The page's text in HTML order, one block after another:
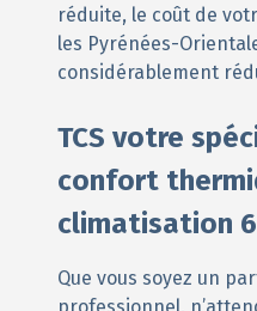
réduite, le coût de
les Pyrénées-
considérablement
TCS votre
confort
climatisation
Que vous soyez un
professionnel,